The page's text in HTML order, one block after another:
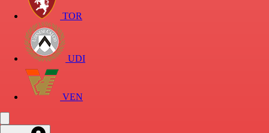
TOR
UDI
VEN